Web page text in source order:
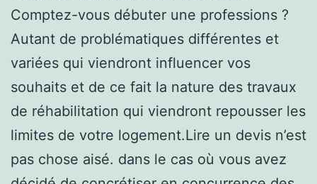
Comptez-vous débuter une professions ?
Autant de problématiques différentes et
variées qui viendront influencer vos
souhaits et de ce fait la nature des travaux
de réhabilitation qui viendront repousser les
limites de votre logement.Lire un devis n’est
pas chose aisé. dans le cas où vous avez